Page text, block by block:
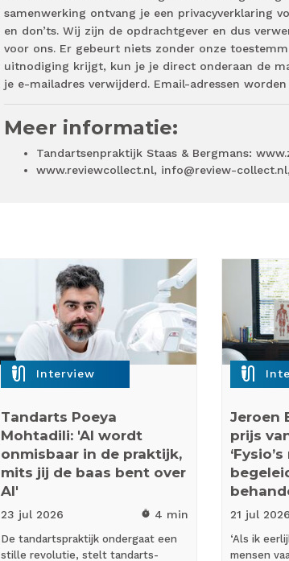
samenwerking ontvang je een privacyverklaring
en don’ts. Wij zijn de opdrachtgever en dus
voor ons. Er gebeurt niets zonder onze
uitnodiging krijgt, kun je je direct onderaan de
je e-mailadres verwijderd. Email-adressen
Meer informatie:
Tandartsenpraktijk Staas & Bergmans:
www.reviewcollect.nl, info@review-
mic_external_on Interview
Tandarts Poeya
Mohtadili: 'AI wordt
onmisbaar in de praktijk,
mits jij de baas bent over
AI'
23 jul 2026 timer 4 min
De tandartspraktijk ondergaat een
stille revolutie, stelt tandarts-
mic_external_on
Jeroen
prijs
21 jul 2026
‘Als ik
mensen